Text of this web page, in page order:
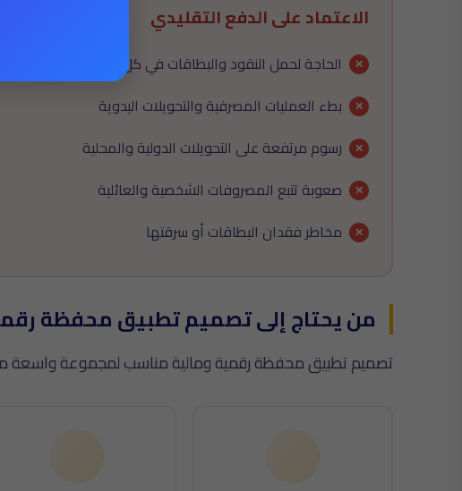
الاعتماد على الدفع التقليدي
الحاجة لحمل النقود والبطاقات في كل مكان
بطء العمليات المصرفية والتحويلات اليدوية
رسوم مرتفعة على التحويلات الدولية والمحلية
صعوبة تتبع المصروفات الشخصية والعائلية
مخاطر فقدان البطاقات أو سرقتها
من يحتاج إلى تصميم تطبيق محفظة
تصميم تطبيق محفظة رقمية ومالية مناسب لمجموعة واسعة من